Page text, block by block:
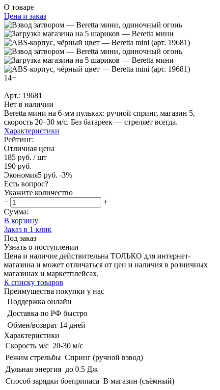
О товаре
Цена и заказ
14+
Арт.: 19681
Нет в наличии
Beretta мини на 6-мм пульках: ручной спринг, магазин 5,
скорость 20–30 м/с. Без батареек — стреляет всегда.
Характеристики
Рейтинг:
Отличная цена
185 руб. / шт
190 руб.
Экономия5 руб. -3%
Есть вопрос?
Укажите количество
−
+
Сумма:
В корзину
Заказ в 1 клик
Под заказ
Узнать о поступлении
Цена и наличие действительна ТОЛЬКО для интернет-
магазина и может отличаться от цен и наличия в розничных
магазинах и маркетплейсах.
К списку товаров
Преимущества покупки у нас
Поддержка онлайн
Доставка по РФ быстро
Обмен/возврат 14 дней
Характеристики
Скорость м/с 20-30 м/с
Режим стрельбы Спринг (ручной взвод)
Дульная энергия до 0.5 Дж
Способ зарядки боеприпаса В магазин (съёмный)